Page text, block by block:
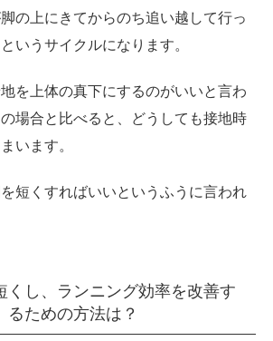
の上にきてからのち追い越して行っ
いうサイクルになります。
を上体の真下にするのがいいと言わ
場合と比べると、どうしても接地時
います。
短くすればいいというふうに言われ
くし、ランニング効率を改善す
るための方法は？